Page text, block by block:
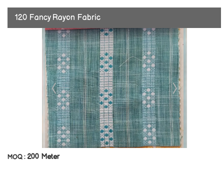
120 Fancy Rayon Fabric
MOQ : 200 Meter